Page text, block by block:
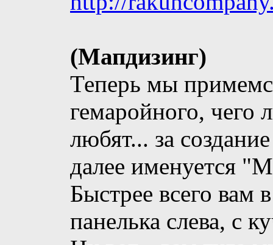
(Мапдизинг)
Теперь мы
гемаройного, чего
любят... за
далее именуется
Быстрее всего вам
панелька слева, с